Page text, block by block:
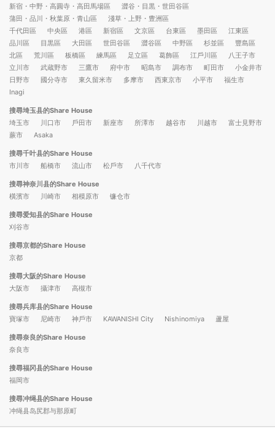
新宿・中野・高圓寺・高田馬場區
澀谷・目黒・世田谷區
蒲田・品川・秋葉原・青山區
淺草・上野・豊洲區
千代田區
中央區 港區 新宿區 文京區 台東區 墨田區
江東區
品川區
目黒區 大田區 世田谷區 澀谷區 中野區 杉並區
豐島區
北區
荒川區 板橋區 練馬區 足立區 葛飾區 江戶川區
八王子市
立川市
武蔵野市 三鷹市 府中市 昭島市 調布市 町田市
小金井市
日野市
國分寺市 東久留米市 多摩市 西東京市 小平市
福生市
Inagi
搜尋埼玉县的Share House
埼玉市
川口市 戶田市 新座市 所澤市 越谷市 川越市
富士見野市
蕨市
Asaka
搜尋千叶县的Share House
市川市
船橋市 流山市 松戶市 八千代市
搜尋神奈川县的Share House
橫濱市
川崎市 相模原市 镰仓市
搜尋爱知县的Share House
刈谷市
搜尋京都的Share House
京都
搜尋大阪的Share House
大阪市
攝津市 高槻市
搜尋兵库县的Share House
寶塚市
尼崎市 神戶市 KAWANISHI City Nishinomiya 蘆屋
搜尋奈良的Share House
奈良市
搜尋福冈县的Share House
福岡市
搜尋冲绳县的Share House
冲绳县岛尻郡与那原町